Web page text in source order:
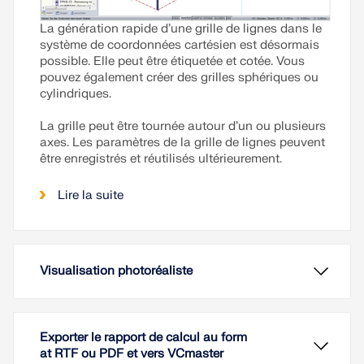
La génération rapide d’une grille de lignes dans le
système de coordonnées cartésien est désormais
possible. Elle peut être étiquetée et cotée. Vous
pouvez également créer des grilles sphériques ou
cylindriques.
La grille peut être tournée autour d’un ou plusieurs
axes. Les paramètres de la grille de lignes peuvent
être enregistrés et réutilisés ultérieurement.
Lire la suite
Visualisation photoréaliste
Exporter le rapport de calcul au form
at RTF ou PDF et vers VCmaster